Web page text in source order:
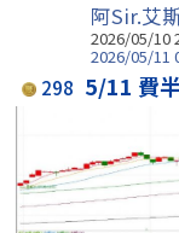
阿Sir.艾
2026/05/10
2026/05/11
298 5/11 費